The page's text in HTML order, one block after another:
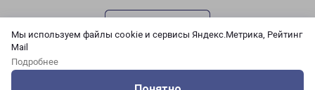
Мы используем файлы cookie и сервисы Яндекс.Метрика, Рейтинг
Mail
Подробнее